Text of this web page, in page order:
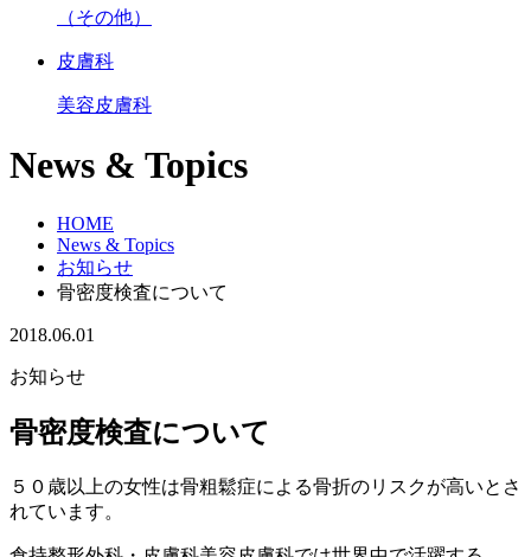
（その他）
皮膚科
美容皮膚科
News & Topics
HOME
News & Topics
お知らせ
骨密度検査について
2018.06.01
お知らせ
骨密度検査について
５０歳以上の女性は骨粗鬆症による骨折のリスクが高いとさ
れています。